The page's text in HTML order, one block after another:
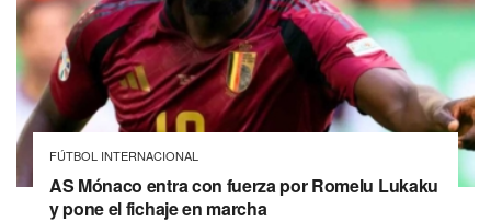
FÚTBOL INTERNACIONAL
AS Mónaco entra con fuerza por Romelu Lukaku
y pone el fichaje en marcha